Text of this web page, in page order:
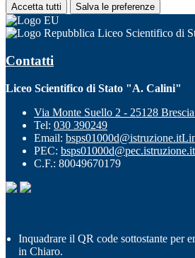
Accetta tutti Salva le preferenze
Liceo Scientifico di
Contatti
Liceo Scientifico di Stato "A. Calini"
Via Monte Suello 2 - 25128
Tel: 030 390249
Email: bsps01000d@istruzione.it
PEC: bsps01000d@pec.istruzione.it
C.F.: 80049670179
Inquadrare il QR code sottostante per
in Chiaro.